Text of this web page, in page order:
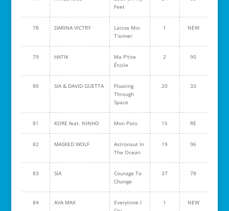
Feet
78 DARINA VICTRY
Laisse Moi
T'aimer
1 NEW
79 HATIK
Ma P'tite
Étoile
2 90
80 SIA & DAVID GUETTA
Floating
Through
Space
20 33
81 KORE feat. NINHO Mon Poto 15 RE
82 MASKED WOLF
Astronaut In
The Ocean
19 96
83 SIA
Courage To
Change
37 78
84 AVA MAX
Everytime I
1 NEW